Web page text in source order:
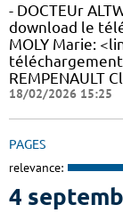
- DOCTEUr
download le
MOLY Marie:
REMPENAULT
18/02/2026 15:25
PAGES
relevance:
4